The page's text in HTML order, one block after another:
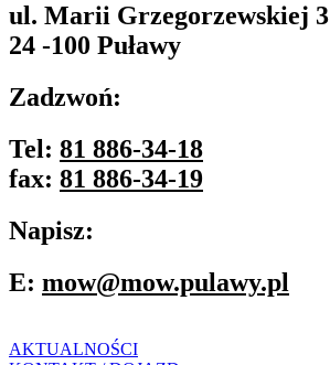
ul. Marii Grzegorzewskiej 3
24 -100 Puławy
Zadzwoń:
Tel: 81 886-34-18
fax: 81 886-34-19
Napisz:
E: mow@mow.pulawy.pl
AKTUALNOŚCI